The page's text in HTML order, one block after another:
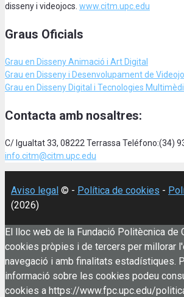
disseny i videojocs. www.citm.upc.edu
Graus Oficials
Grau en Disseny Animació i Art Digital
Grau en Disseny i Desenvolupament de
Grau en Disseny Digital i Tecnologies
Contacta amb nosaltres:
C/ Igualtat 33, 08222 Terrassa Teléfono:(34)
info.citm@citm.upc.edu
Aviso legal © - Política de cookies -
(2026)
El lloc web de la Fundació Politècnica de
cookies pròpies i de tercers per millorar
navegació i amb finalitats estadístiques.
informació sobre les cookies podeu
cookies a https://www.fpc.upc.edu/